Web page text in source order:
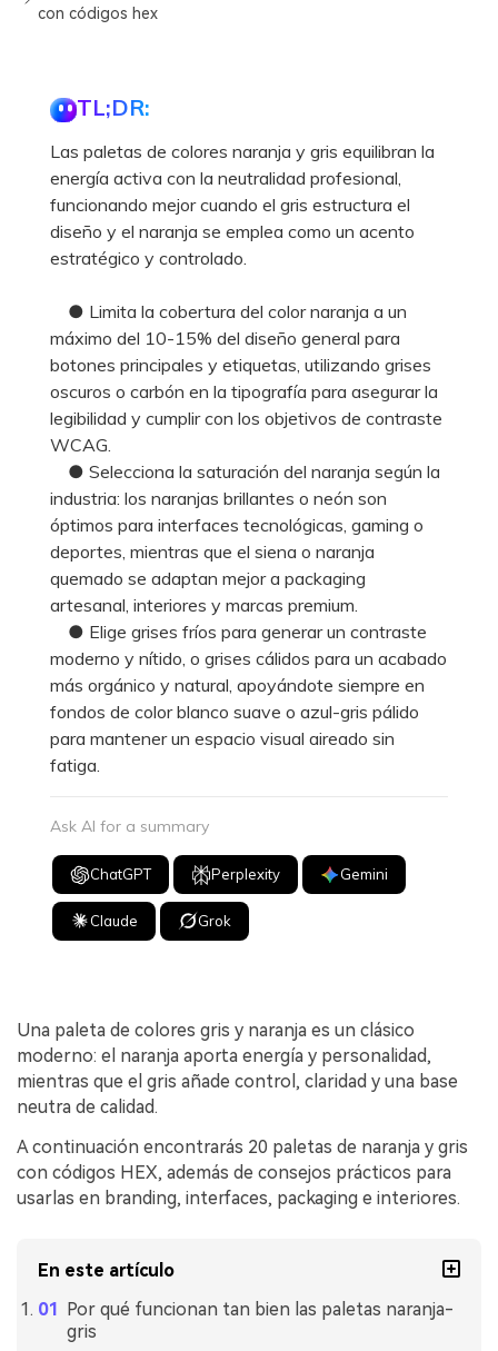
con códigos hex
TL;DR:
Las paletas de colores naranja y gris equilibran la
energía activa con la neutralidad profesional,
funcionando mejor cuando el gris estructura el
diseño y el naranja se emplea como un acento
estratégico y controlado.
● Limita la cobertura del color naranja a un
máximo del 10-15% del diseño general para
botones principales y etiquetas, utilizando grises
oscuros o carbón en la tipografía para asegurar la
legibilidad y cumplir con los objetivos de contraste
WCAG.
● Selecciona la saturación del naranja según la
industria: los naranjas brillantes o neón son
óptimos para interfaces tecnológicas, gaming o
deportes, mientras que el siena o naranja
quemado se adaptan mejor a packaging
artesanal, interiores y marcas premium.
● Elige grises fríos para generar un contraste
moderno y nítido, o grises cálidos para un acabado
más orgánico y natural, apoyándote siempre en
fondos de color blanco suave o azul-gris pálido
para mantener un espacio visual aireado sin
fatiga.
Ask AI for a summary
ChatGPT Perplexity Gemini
Claude Grok
Una paleta de colores gris y naranja es un clásico
moderno: el naranja aporta energía y personalidad,
mientras que el gris añade control, claridad y una base
neutra de calidad.
A continuación encontrarás 20 paletas de naranja y gris
con códigos HEX, además de consejos prácticos para
usarlas en branding, interfaces, packaging e interiores.
En este artículo
Por qué funcionan tan bien las paletas naranja-
gris